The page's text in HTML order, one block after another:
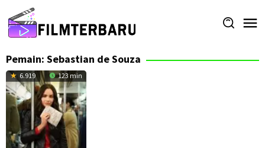
ke
konten
Pemain: Sebastian de Souza
6.919 123 min